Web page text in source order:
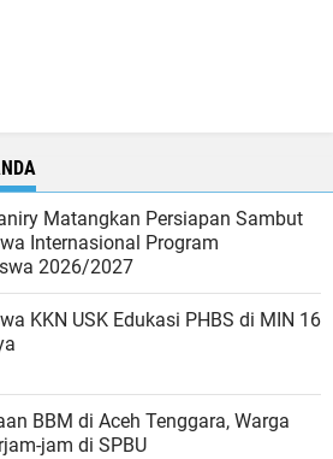
Matangkan Persiapan Sambut
Internasional Program
2026/2027
KKN USK Edukasi PHBS di MIN 16
BBM di Aceh Tenggara, Warga
jam di SPBU